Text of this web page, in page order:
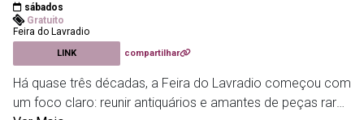
sábados
Gratuito
Feira do Lavradio
LINK compartilhar
Há quase três décadas, a Feira do Lavradio começou com
um foco claro: reunir antiquários e amantes de peças raras